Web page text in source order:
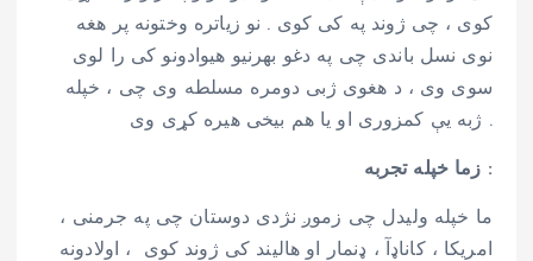
کوی ، چی ژوند په کی کوی . نو زیاتره وختونه پر هغه
نوی نسل باندی چی په دغو بهرنیو هیوادونو کی را لوی
سوی وی ، د هغوی ژبی دومره مسلطه وی چی ، خپله
ژبه یې کمزوری او یا هم بیخی هیره کړی وی .
زما خپله تجربه :
ما خپله ولیدل چی زموږ نژدی دوستان چی په جرمنی ،
امریکا ، کاناډآ ، ډنمار او هالیند کی ژوند کوی ، اولادونه